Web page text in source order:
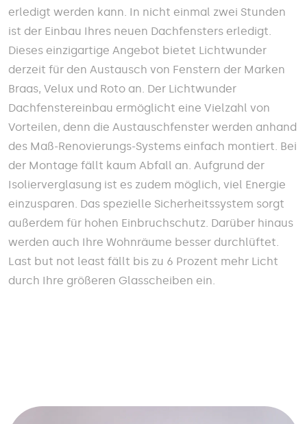
erledigt werden kann. In nicht einmal zwei Stunden
ist der Einbau Ihres neuen Dachfensters erledigt.
Dieses einzigartige Angebot bietet Lichtwunder
derzeit für den Austausch von Fenstern der Marken
Braas, Velux und Roto an. Der Lichtwunder
Dachfenstereinbau ermöglicht eine Vielzahl von
Vorteilen, denn die Austauschfenster werden anhand
des Maß-Renovierungs-Systems einfach montiert. Bei
der Montage fällt kaum Abfall an. Aufgrund der
Isolierverglasung ist es zudem möglich, viel Energie
einzusparen. Das spezielle Sicherheitssystem sorgt
außerdem für hohen Einbruchschutz. Darüber hinaus
werden auch Ihre Wohnräume besser durchlüftet.
Last but not least fällt bis zu 6 Prozent mehr Licht
durch Ihre größeren Glasscheiben ein.